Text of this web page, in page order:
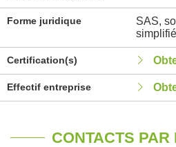
Forme juridique
SAS,
Certification(s)
Effectif entreprise
CONTACTS PAR